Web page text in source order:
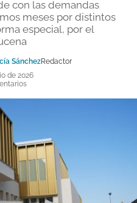
con las demandas
meses por distintos
especial, por el
SánchezRedactor
de 2026